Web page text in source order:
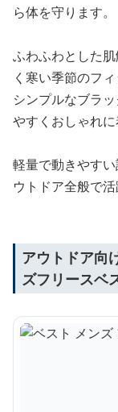
ら体を守ります。
ふわふわとした
く寒い季節のフ
シンプルなブラ
やすくおしゃれに
軽量で動きやす
ウトドア全般で
アウトドア向
ズフリースベ